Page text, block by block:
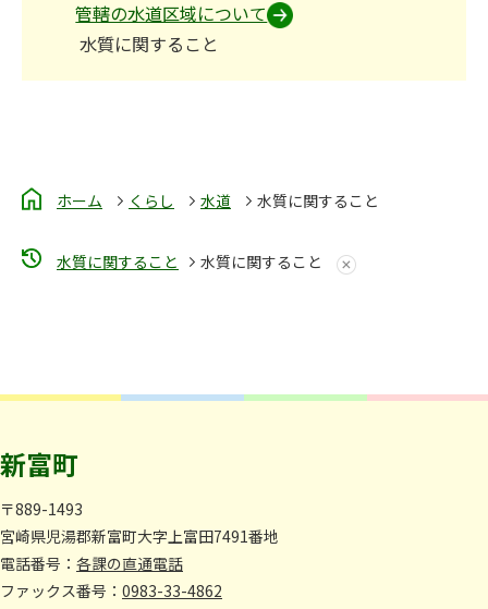
管轄の水道区域について
水質に関すること
ホーム くらし 水道 水質に関すること
水質に関すること 水質に関すること
新富町
〒889-1493
宮崎県児湯郡新富町大字上富田7491番地
電話番号： 各課の直通電話
ファックス番号： 0983-33-4862